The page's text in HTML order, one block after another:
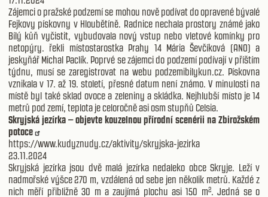
Zájemci o pražské podzemí se mohou nově podívat do opravené bývalé
Fejkovy pískovny v Hloubětíně. Radnice nechala prostory známé jako
Bílý kůň vyčistit, vybudovala nový vstup nebo vletové komínky pro
netopýry. řekli místostarostka Prahy 14 Mária Ševčíková (ANO) a
jeskyňář Michal Paclík. Poprvé se zájemci do podzemí podívají v příštím
týdnu, musí se zaregistrovat na webu podzemibilykun.cz. Pískovna
vznikala v 17. až 19. století, přesné datum není známo. V minulosti na
místě byl také sklad ovoce a zeleniny a skládka. Nejhlubší místo je 14
metrů pod zemí, teplota je celoročně asi osm stupňů Celsia.
Skryjská jezírka – objevte kouzelnou přírodní scenérii na Zbirožském
potoce
https://www.kudyznudy.cz/aktivity/skryjska-jezirka
23.11.2024
Skryjská jezírka jsou dvě malá jezírka nedaleko obce Skryje. Leží v
nadmořské výšce 270 m, vzdálená od sebe jen několik metrů. Každé z
nich měří přibližně 30 m a zaujímá plochu asi 150 m². Jedná se o